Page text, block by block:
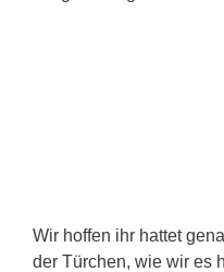
Wir hoffen ihr hattet
der Türchen, wie wir es